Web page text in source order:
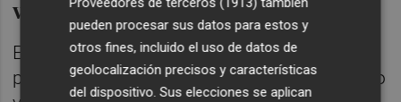
vigilancia de los edificios
El contrato contempla también la
preparación y limpieza del material deportivo
pueden procesar sus datos para estos y
otros fines, incluido el uso de datos de
geolocalización precisos y características
del dispositivo. Sus elecciones se aplican